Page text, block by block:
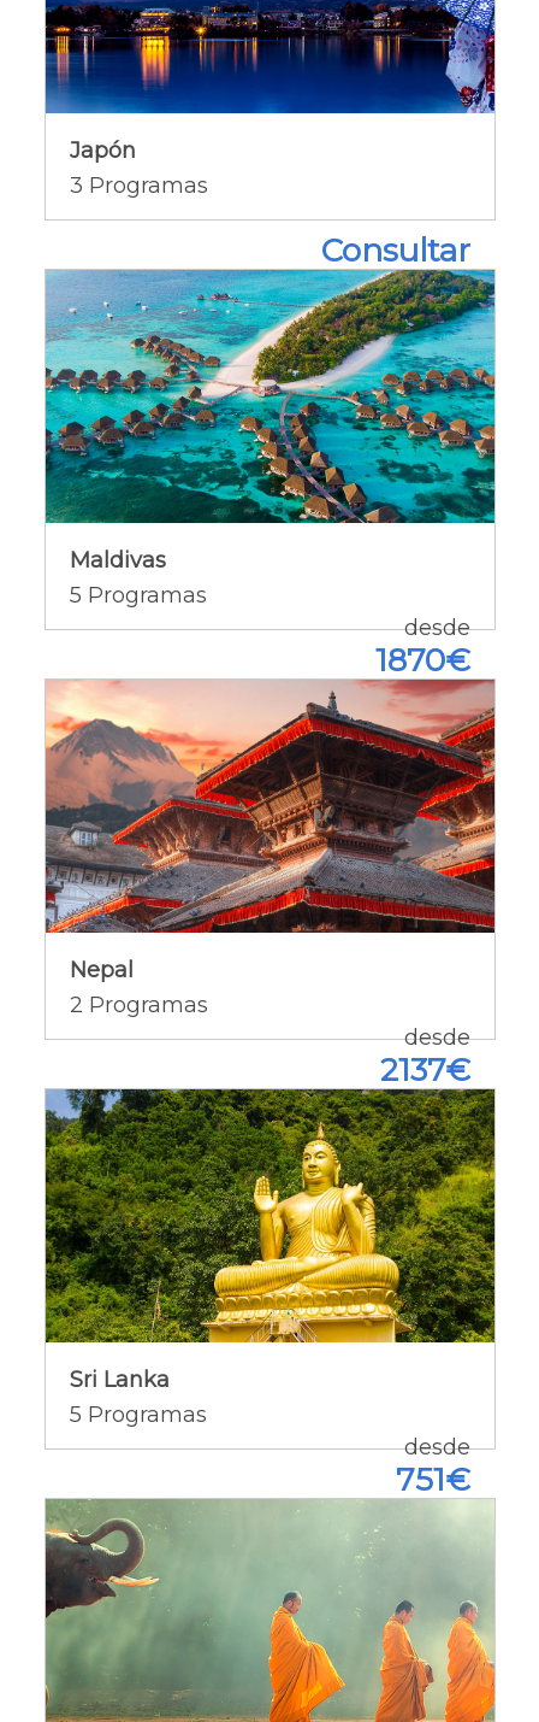
Japón
3 Programas
Consultar
Japón
Maldivas
5 Programas
desde
1870€
Maldivas
Nepal
2 Programas
desde
2137€
Nepal
Sri Lanka
5 Programas
desde
751€
Sri Lanka
Tailandia